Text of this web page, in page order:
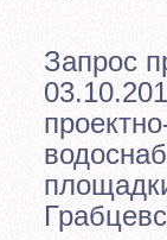
Запрос